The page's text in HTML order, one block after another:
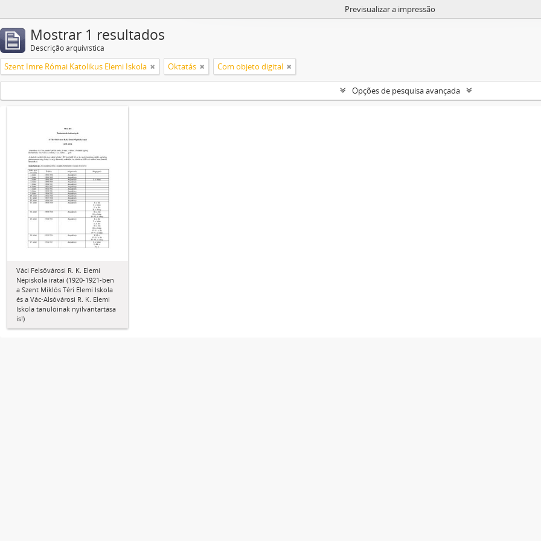
Previsualizar a impressão
Mostrar 1 resultados
Descrição arquivística
Szent Imre Római Katolikus Elemi Iskola Oktatás Com objeto digital
Opções de pesquisa avançada
Váci Felsővárosi R. K. Elemi
Népiskola iratai (1920-1921-ben
a Szent Miklós Téri Elemi Iskola
és a Vác-Alsóvárosi R. K. Elemi
Iskola tanulóinak nyilvántartása
is!)